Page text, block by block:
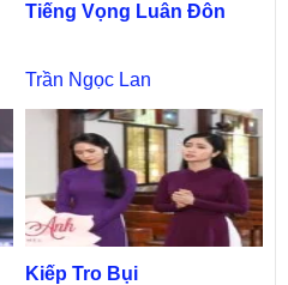
Tiếng Vọng Luân Đôn
Trần Ngọc Lan
Kiếp Tro Bụi